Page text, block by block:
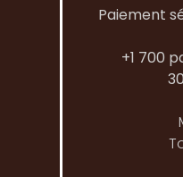
Paiement
+1 700